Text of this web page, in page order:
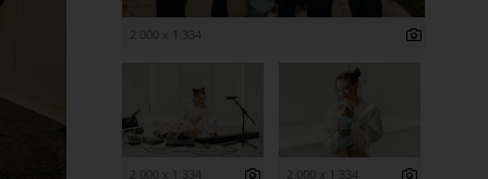
2 000 x 1 334
2 000 x 1 334 2 000 x 1 334